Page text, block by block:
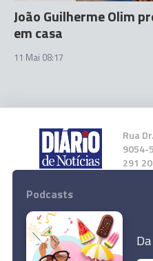
João Guilherme Olim
em casa
11 Mai 08:17
Rua
9054-
291
Instale
Podcasts